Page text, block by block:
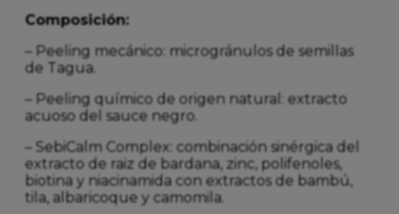
Composición:
– Peeling mecánico: microgránulos de semillas
de Tagua.
– Peeling químico de origen natural: extracto
acuoso del sauce negro.
– SebiCalm Complex: combinación sinérgica del
extracto de raiz de bardana, zinc, polifenoles,
biotina y niacinamida con extractos de bambú,
tila, albaricoque y camomila.